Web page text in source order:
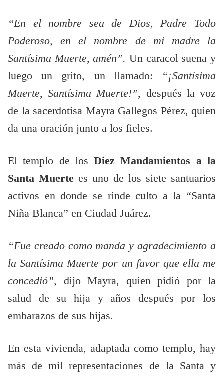
“En el nombre sea de Dios, Padre Todo
Poderoso, en el nombre de mi madre la
Santísima Muerte, amén”. Un caracol suena y
luego un grito, un llamado:
“¡Santísima
Muerte, Santísima Muerte!”, después la voz
de la sacerdotisa Mayra Gallegos Pérez, quien
da una oración junto a los fieles.
El templo de losDiez Mandamientos a la
Santa Muerte es uno de los siete santuarios
activos en donde se rinde culto a la “Santa
Niña Blanca” en Ciudad Juárez.
“Fue creado como manda y agradecimiento a
la Santísima Muerte por un favor que ella me
concedió”, dijo Mayra, quien pidió por la
salud de su hija y años después por los
embarazos de sus hijas.
En esta vivienda, adaptada como templo, hay
más de mil representaciones de la Santa y